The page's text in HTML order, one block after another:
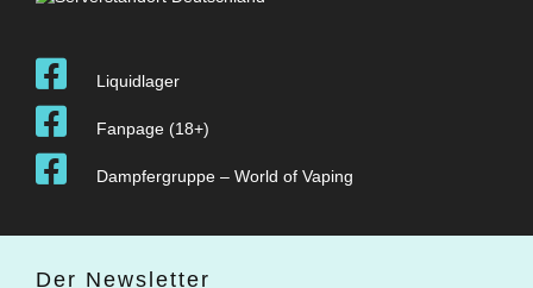
Liquidlager
Fanpage (18+)
Dampfergruppe – World of Vaping
Der Newsletter